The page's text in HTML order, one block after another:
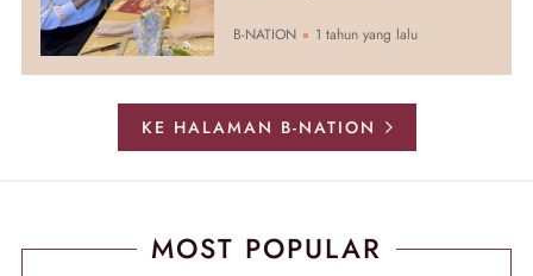
B-NATION 1 tahun yang lalu
KE HALAMAN B-NATION
MOST POPULAR